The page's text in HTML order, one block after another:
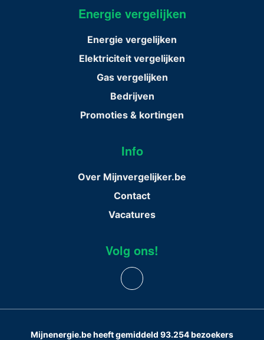
Energie vergelijken
Energie vergelijken
Elektriciteit vergelijken
Gas vergelijken
Bedrijven
Promoties & kortingen
Info
Over Mijnvergelijker.be
Contact
Vacatures
Volg ons!
Mijnenergie.be heeft gemiddeld 93.254 bezoekers